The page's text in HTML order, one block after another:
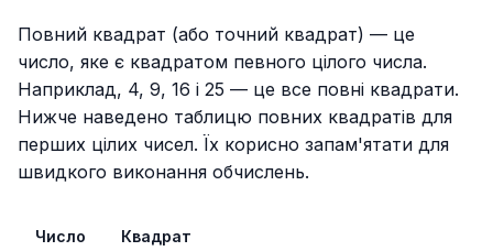
Повний квадрат (або точний квадрат) — це
число, яке є квадратом певного цілого числа.
Наприклад, 4, 9, 16 і 25 — це все повні квадрати.
Нижче наведено таблицю повних квадратів для
перших цілих чисел. Їх корисно запам'ятати для
швидкого виконання обчислень.
Число Квадрат